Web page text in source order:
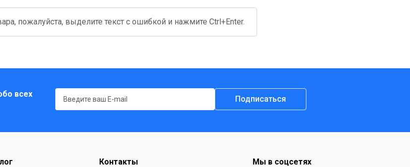
пожалуйста, выделите текст с ошибкой и нажмите Ctrl+Enter.
всех
Подписаться
Контакты Мы в соцсетях